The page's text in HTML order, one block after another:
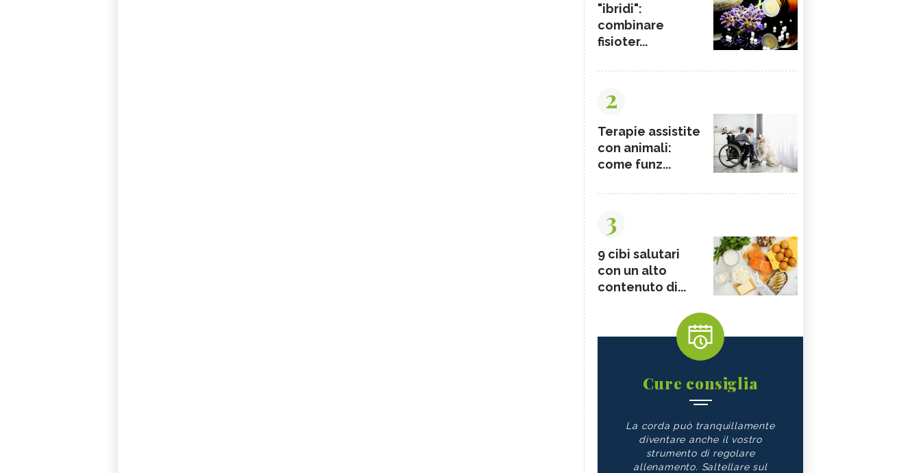
"ibridi":
combinare
fisioter...
2
Terapie assistite
con animali:
come funz...
3
9 cibi salutari
con un alto
contenuto di...
Cure consiglia
La corda può tranquillamente
diventare anche il vostro
strumento di regolare
allenamento. Saltellare sul